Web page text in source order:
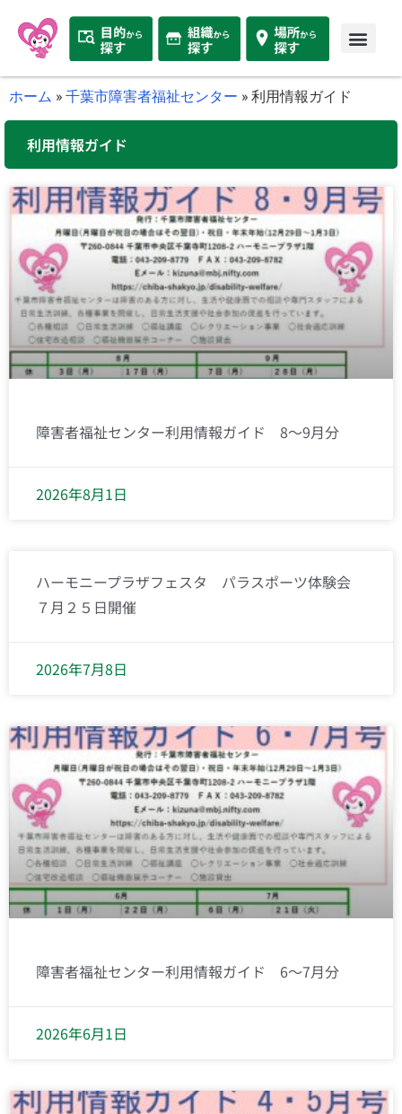
ホーム »千葉市障害者福祉センター »利用情報ガイド
利用情報ガイド
障害者福祉センター利用情報ガイド 8～9月分
2026年8月1日
ハーモニープラザフェスタ パラスポーツ体験会
７月２５日開催
2026年7月8日
障害者福祉センター利用情報ガイド 6～7月分
2026年6月1日